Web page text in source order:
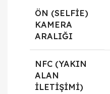
ÖN (SELFIE)
KAMERA
ARALIĞI
NFC (YAKIN
ALAN
İLETIŞIMI)